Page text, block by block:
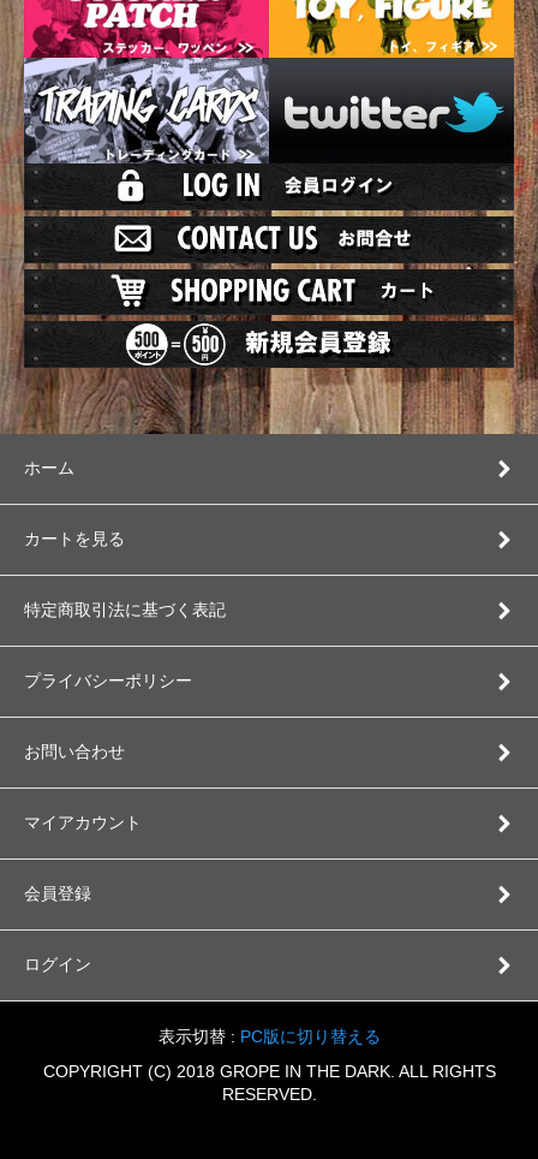
ホーム
カートを見る
特定商取引法に基づく表記
プライバシーポリシー
お問い合わせ
マイアカウント
会員登録
ログイン
表示切替 : PC版に切り替える
COPYRIGHT (C) 2018 GROPE IN THE DARK. ALL RIGHTS
RESERVED.